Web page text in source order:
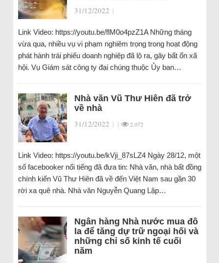
31/12/2022 |
Link Video: https://youtu.be/flM0o4pzZ1A Những tháng
vừa qua, nhiều vụ vi phạm nghiêm trọng trong hoạt động
phát hành trái phiếu doanh nghiệp đã lộ ra, gây bất ổn xã
hội. Vụ Giám sát công ty đại chúng thuộc Ủy ban…
Nhà văn Vũ Thư Hiên đã trở
về nhà
31/12/2022 | | 2.072
Link Video: https://youtu.be/kVji_87sLZ4 Ngày 28/12, một
số facebooker nổi tiếng đã đưa tin: Nhà văn, nhà bất đồng
chính kiến Vũ Thư Hiên đã về đến Việt Nam sau gần 30
rời xa quê nhà. Nhà văn Nguyễn Quang Lập…
Ngân hàng Nhà nước mua đô
la để tăng dự trữ ngoại hối và
những chỉ số kinh tế cuối
năm